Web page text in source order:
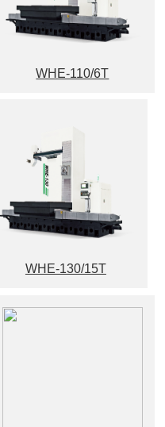
WHE-110/6T
WHE-130/15T